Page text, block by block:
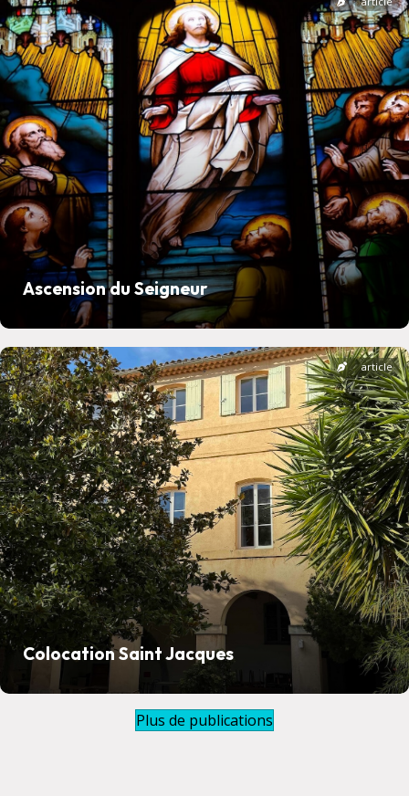
Ascension du Seigneur
Colocation Saint Jacques
article
Plus de publications